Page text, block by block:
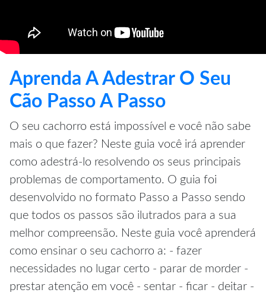
Aprenda A Adestrar O Seu
Cão Passo A Passo
O seu cachorro está impossível e você não sabe
mais o que fazer? Neste guia você irá aprender
como adestrá-lo resolvendo os seus principais
problemas de comportamento. O guia foi
desenvolvido no formato Passo a Passo sendo
que todos os passos são ilutrados para a sua
melhor compreensão. Neste guia você aprenderá
como ensinar o seu cachorro a: - fazer
necessidades no lugar certo - parar de morder -
prestar atenção em você - sentar - ficar - deitar -